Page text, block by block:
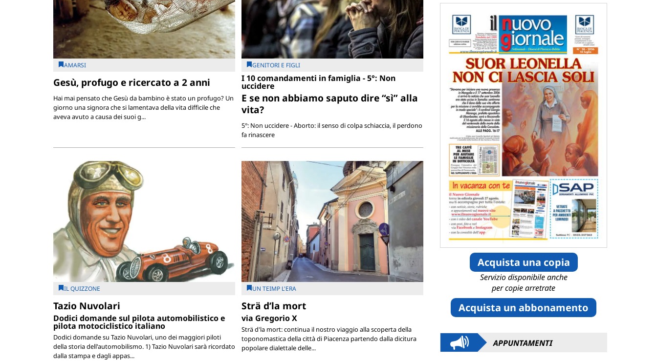
AMARSI
Gesù, profugo e ricercato a 2 anni
Hai mai pensato che Gesù da bambino è stato un profugo? Un
giorno una signora che si lamentava della vita difficile che
aveva avuto a causa dei suoi g...
GENITORI E FIGLI
I 10 comandamenti in famiglia - 5°: Non
uccidere
E se non abbiamo saputo dire “sì” alla
vita?
5°: Non uccidere - Aborto: il senso di colpa schiaccia, il perdono
fa rinascere
IL QUIZZONE
Tazio Nuvolari
Dodici domande sul pilota automobilistico e
pilota motociclistico italiano
Dodici domande su Tazio Nuvolari, uno dei maggiori piloti
della storia dell'automobilismo. 1) Tazio Nuvolari sarà ricordato
dalla stampa e dagli appas...
UN TEIMP L'ERA
Strä d’la mort
via Gregorio X
Strä d'la mort: continua il nostro viaggio alla scoperta della
toponomastica della città di Piacenza partendo dalla dicitura
popolare dialettale delle...
Acquista una copia
Servizio disponibile anche
per copie arretrate
Acquista un abbonamento
APPUNTAMENTI